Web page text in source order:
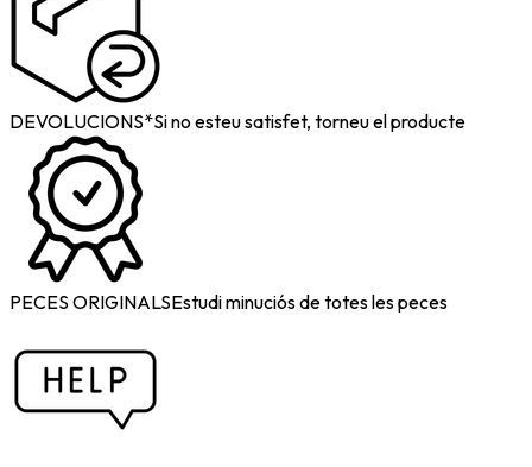
DEVOLUCIONS*Si no esteu satisfet, torneu el producte
PECES ORIGINALSEstudi minuciós de totes les peces